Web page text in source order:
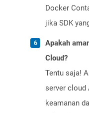
Docker
jika SDK
Apakah
Cloud?
Tentu saja!
server cloud
keamanan